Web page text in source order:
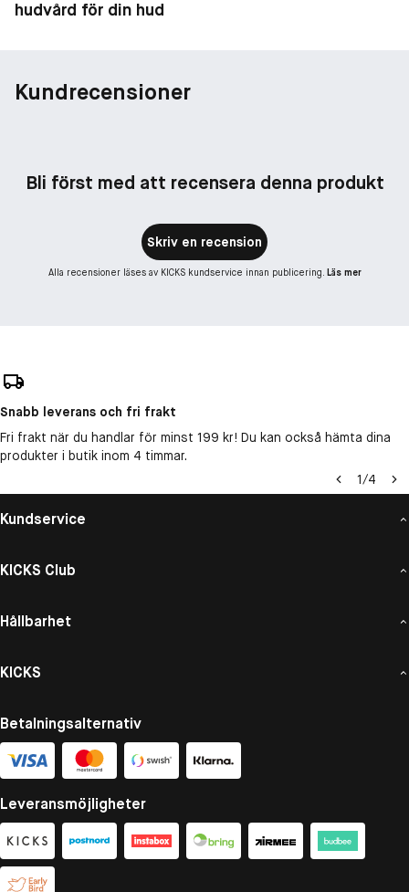
hudvård för din hud
Kundrecensioner
Bli först med att recensera denna produkt
Skriv en recension
Alla recensioner läses av KICKS kundservice innan publicering. Läs mer
Snabb leverans och fri frakt
Fri frakt när du handlar för minst 199 kr! Du kan också hämta dina
produkter i butik inom 4 timmar.
1/4
Kundservice
KICKS Club
Hållbarhet
KICKS
Betalningsalternativ
Leveransmöjligheter